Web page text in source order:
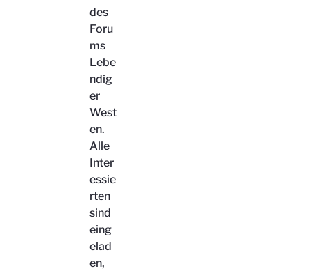
des
Foru
ms
Lebe
ndig
er
West
en.
Alle
Inter
essie
rten
sind
eing
elad
en,